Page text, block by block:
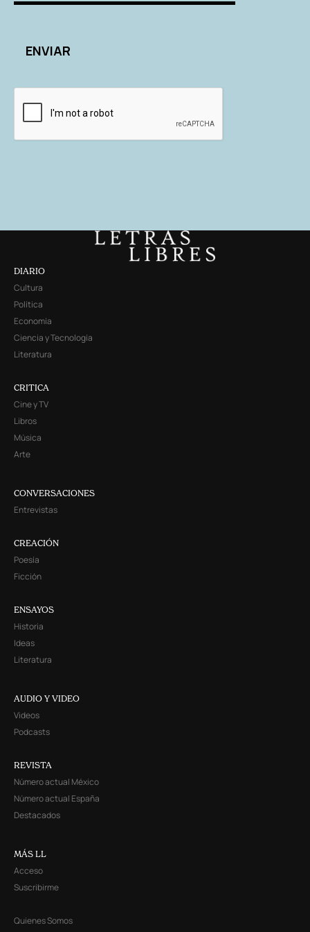
DIARIO
Cultura
Política
Economía
Ciencia y Tecnología
Literatura
CRITICA
Cine y TV
Libros
Música
Arte
CONVERSACIONES
Entrevistas
CREACIÓN
Poesía
Ficción
ENSAYOS
Historia
Ideas
Literatura
AUDIO Y VIDEO
Videos
Podcasts
REVISTA
Número actual México
Número actual España
Destacados
MÁS LL
Acceso
Suscribirme
Quienes Somos